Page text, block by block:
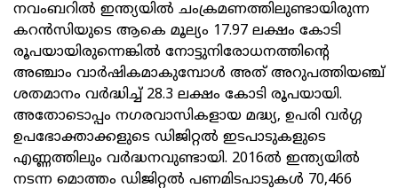
നവംബറിൽ ഇന്ത്യയിൽ ചംക്രമണത്തിലുണ്ടായിരുന്ന
കറൻസിയുടെ ആകെ മൂല്യം 17.97 ലക്ഷം കോടി
രൂപയായിരുന്നെങ്കിൽ നോട്ടുനിരോധനത്തിന്റെ
അഞ്ചാം വാർഷികമാകുമ്പോൾ അത് അറുപത്തിയഞ്ച്
ശതമാനം വർദ്ധിച്ച് 28.3 ലക്ഷം കോടി രൂപയായി.
അതോടൊപ്പം നഗരവാസികളായ മദ്ധ്യ, ഉപരി വർഗ്ഗ
ഉപഭോക്താക്കളുടെ ഡിജിറ്റൽ ഇടപാടുകളുടെ
എണ്ണത്തിലും വർദ്ധനവുണ്ടായി. 2016ൽ ഇന്ത്യയിൽ
നടന്ന മൊത്തം ഡിജിറ്റൽ പണമിടപാടുകൾ 70,466